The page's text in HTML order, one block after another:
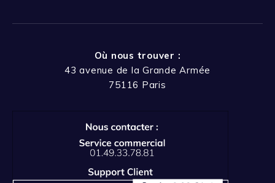
Où nous trouver :
43 avenue de la Grande Armée
75116 Paris